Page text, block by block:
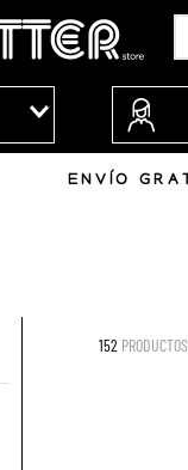
ENVÍO
152 PRODUCTOS